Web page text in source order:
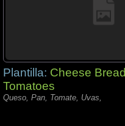
Plantilla: Cheese Bread
Tomatoes
Queso, Pan, Tomate, Uvas,